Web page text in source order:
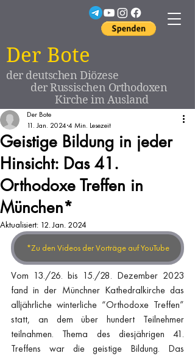
Der Bote
der deutschen Diözese
der Russischen Orthodoxen
Kirche im Ausland
Geistige Bildung in jeder
Hinsicht: Das 41.
Orthodoxe Treffen in
München*
Der Bote
11. Jan. 2024 4 Min. Lesezeit
Aktualisiert: 12. Jan. 2024
*Zu den Videos der Vorträge auf YouTube
Vom 13./26. bis 15./28. Dezember 2023
fand in der Münchner Kathedralkirche das
alljährliche winterliche “Orthodoxe Treffen”
statt, an dem über hundert Teilnehmer
teilnahmen. Thema des diesjährigen 41.
Treffens war die geistige Bildung. Das